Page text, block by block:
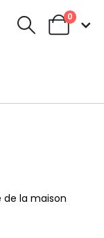
0
de la maison